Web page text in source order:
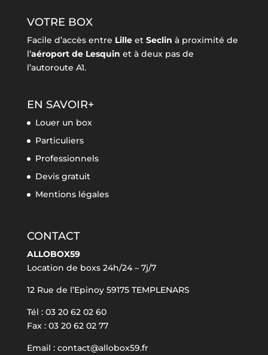
VOTRE BOX
Facile d’accès entre Lilleet Seclin à proximité de
l’aéroport de Lesquin et à deux pas de
l’autoroute A1.
EN SAVOIR+
Louer un box
Particuliers
Professionnels
Devis gratuit
Mentions légales
CONTACT
ALLOBOX59
Location de boxs 24h/24 – 7j/7
12 Rue de l’Epinoy 59175 TEMPLENARS
Tél : 03 20 62 02 60
Fax : 03 20 62 02 77
Email : contact@allobox59.fr